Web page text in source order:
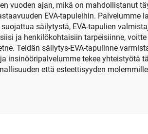
vuoden ajan, mikä on mahdollistanut
EVA-tapuleihin. Palvelumme
säilytystä, EVA-tapulien
ja henkilökohtaisiin tarpeisiinne,
Teidän säilytys-EVA-tapulinne
insinööripalvelumme tekee yhteistyötä
että esteettisyyden